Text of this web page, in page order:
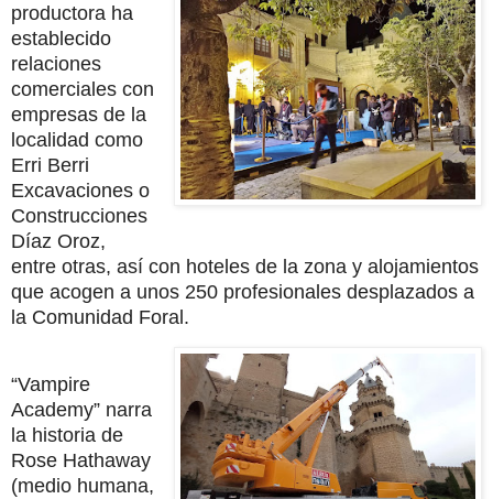
productora ha
establecido
relaciones
comerciales con
empresas de la
localidad como
Erri Berri
Excavaciones o
Construcciones
Díaz Oroz,
entre otras, así con hoteles de la zona y alojamientos
que acogen a unos 250 profesionales desplazados a
la Comunidad Foral.
“Vampire
Academy” narra
la historia de
Rose Hathaway
(medio humana,